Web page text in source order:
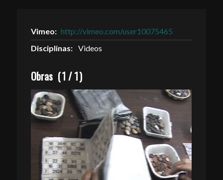
Vimeo: http://vimeo.com/user10075465
Disciplinas: Videos
Obras (1 /1)